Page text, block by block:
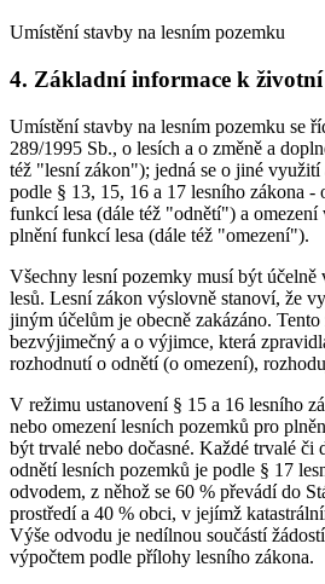
Umístění stavby na lesním pozemku
4. Základní informace k životní
Umístění stavby na lesním pozemku se
289/1995 Sb., o lesích a o změně a
též "lesní zákon"); jedná se o jiné využití
podle § 13, 15, 16 a 17 lesního zákona -
funkcí lesa (dále též "odnětí") a
plnění funkcí lesa (dále též "omezení").
Všechny lesní pozemky musí být
lesů. Lesní zákon výslovně stanoví, že
jiným účelům je obecně zakázáno.
bezvýjimečný a o výjimce, která
rozhodnutí o odnětí (o omezení),
V režimu ustanovení § 15 a 16 lesního
nebo omezení lesních pozemků pro
být trvalé nebo dočasné. Každé trvalé či
odnětí lesních pozemků je podle § 17
odvodem, z něhož se 60 % převádí do
prostředí a 40 % obci, v jejímž
Výše odvodu je nedílnou součástí
výpočtem podle přílohy lesního zákona.